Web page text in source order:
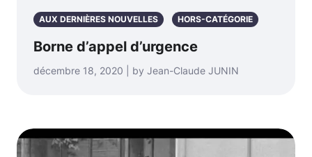
AUX DERNIÈRES NOUVELLES HORS-CATÉGORIE
Borne d’appel d’urgence
décembre 18, 2020 | by Jean-Claude JUNIN